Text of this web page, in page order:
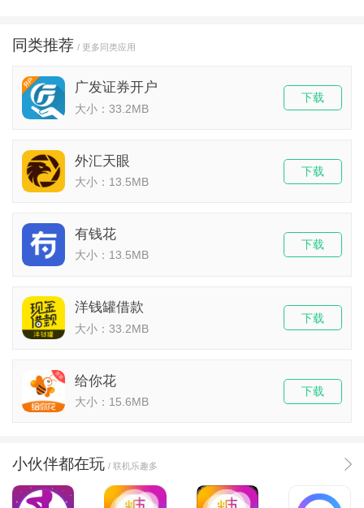
同类推荐 / 更多同类应用
广发证券开户
大小：33.2MB
下载
外汇天眼
大小：13.5MB
下载
有钱花
大小：13.5MB
下载
洋钱罐借款
大小：33.2MB
下载
给你花
大小：15.6MB
下载
小伙伴都在玩 / 联机乐趣多